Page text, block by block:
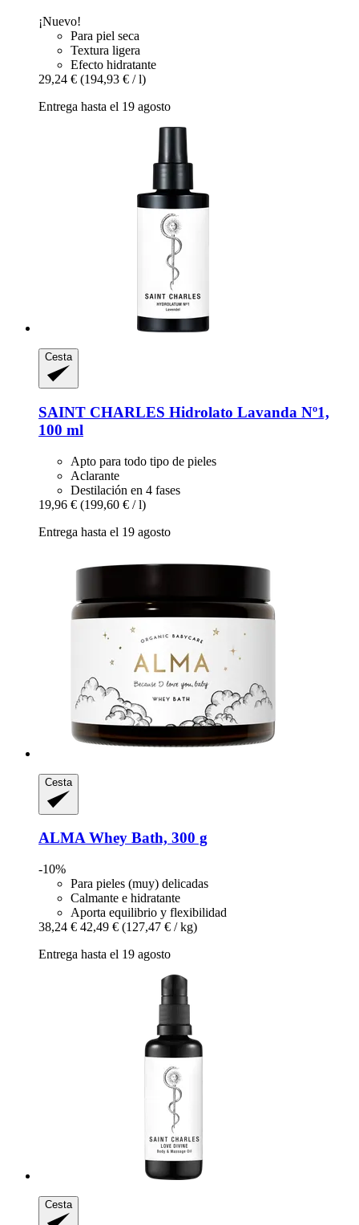
¡Nuevo!
Para piel seca
Textura ligera
Efecto hidratante
29,24 € (194,93 € / l)
Entrega hasta el 19 agosto
Cesta
SAINT CHARLES Hidrolato Lavanda Nº1,
100 ml
Apto para todo tipo de pieles
Aclarante
Destilación en 4 fases
19,96 € (199,60 € / l)
Entrega hasta el 19 agosto
Cesta
ALMAWhey Bath, 300 g
-10%
Para pieles (muy) delicadas
Calmante e hidratante
Aporta equilibrio y flexibilidad
38,24 € 42,49 € (127,47 € / kg)
Entrega hasta el 19 agosto
Cesta